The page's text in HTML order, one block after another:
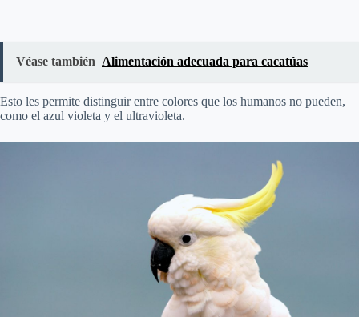
Véase también Alimentación adecuada para cacatúas
Esto les permite distinguir entre colores que los humanos no pueden,
como el azul violeta y el ultravioleta.